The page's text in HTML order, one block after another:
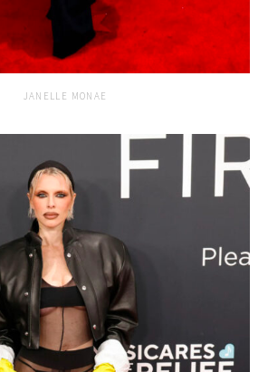
JANELLE MONAE